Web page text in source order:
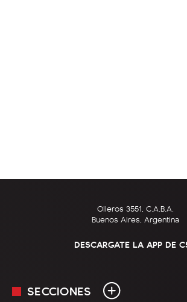
Olleros 3551, C.A.B.A.
Buenos Aires, Argentina
DESCARGATE LA APP DE
SECCIONES